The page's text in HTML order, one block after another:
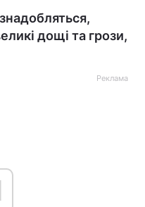
дощі та грози,
Реклама